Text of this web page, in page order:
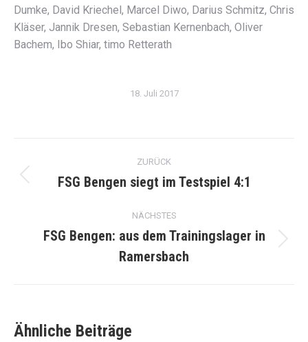
Dumke, David Kriechel, Marcel Diwo, Darius Schmitz, Chris
Kläser, Jannik Dresen, Sebastian Kernenbach, Oliver
Bachem, Ibo Shiar, timo Retterath
18. Juli 2017
Kommentarnavigation
ZURÜCK
Vorheriger
FSG Bengen siegt im Testspiel 4:1
NÄCHSTES
Beitrag:
FSG Bengen: aus dem Trainingslager in
Ramersbach
Ähnliche Beiträge